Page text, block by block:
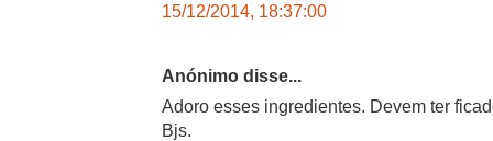
15/12/2014, 18:37:00
Anónimo disse...
Adoro esses ingredientes. Devem ter
Bjs.